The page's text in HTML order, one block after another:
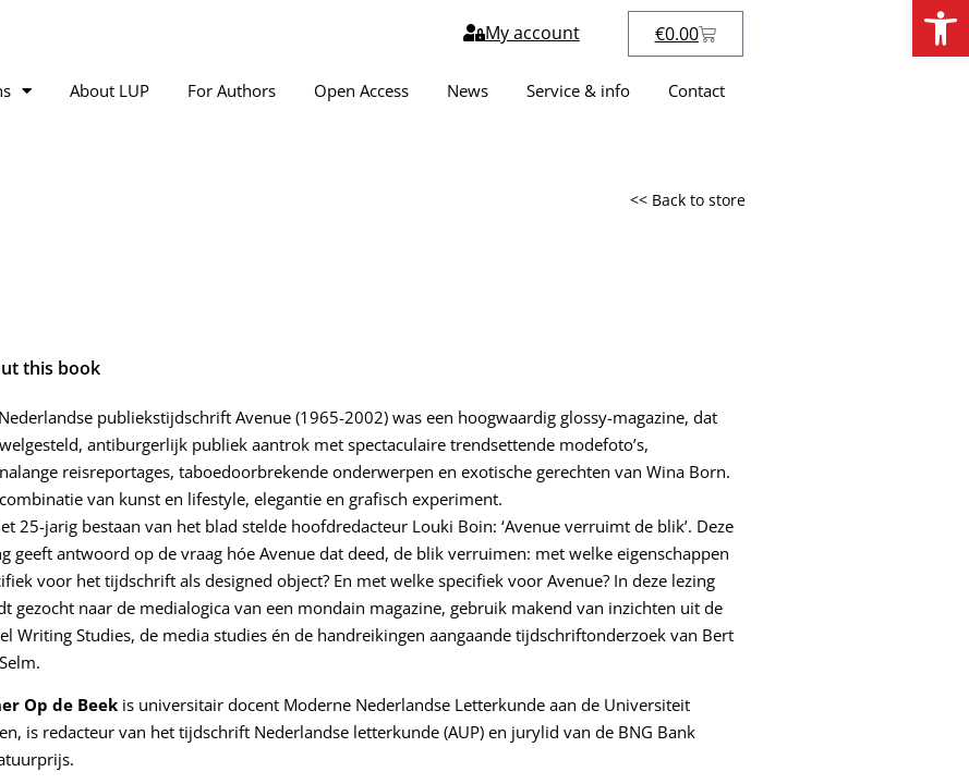
My account €0.00
About LUP For Authors Open Access News Service & info Contact
<< Back to store
this book
publiekstijdschrift Avenue (1965-2002) was een hoogwaardig glossy-magazine, dat
antiburgerlijk publiek aantrok met spectaculaire trendsettende modefoto’s,
reisreportages, taboedoorbrekende onderwerpen en exotische gerechten van Wina Born.
van kunst en lifestyle, elegantie en grafisch experiment.
25-jarig bestaan van het blad stelde hoofdredacteur Louki Boin: ‘Avenue verruimt de blik’. Deze
geeft antwoord op de vraag hóe Avenue dat deed, de blik verruimen: met welke eigenschappen
voor het tijdschrift als designed object? En met welke specifiek voor Avenue? In deze lezing
gezocht naar de medialogica van een mondain magazine, gebruik makend van inzichten uit de
Writing Studies, de media studies én de handreikingen aangaande tijdschriftonderzoek van Bert
Op de Beek is universitair docent Moderne Nederlandse Letterkunde aan de Universiteit
is redacteur van het tijdschrift Nederlandse letterkunde (AUP) en jurylid van de BNG Bank